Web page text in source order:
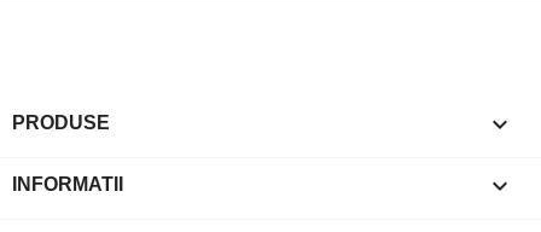
PRODUSE 
INFORMATII 